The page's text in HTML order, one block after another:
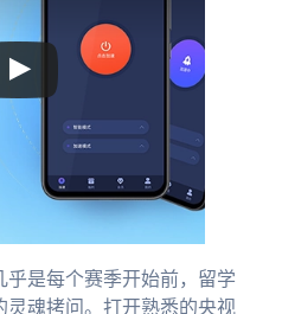
是每个赛季开始前，留学
灵魂拷问。打开熟悉的央视